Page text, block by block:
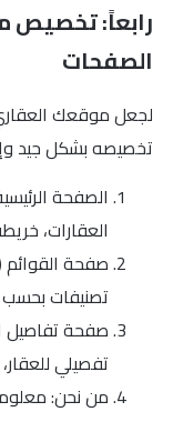
رابعاً: تخصيص
الصفحات
لجعل موقعك
تخصيصه بشكل جيد
الصفحة
العقارات،
صفحة القوائم
تصنيفات بحسب
صفحة تفاصيل
تفصيلي
من نحن: